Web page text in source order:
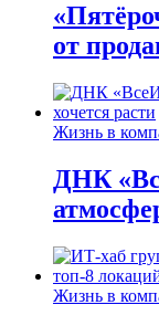
от
Жизнь в
ДНК
Жизнь в